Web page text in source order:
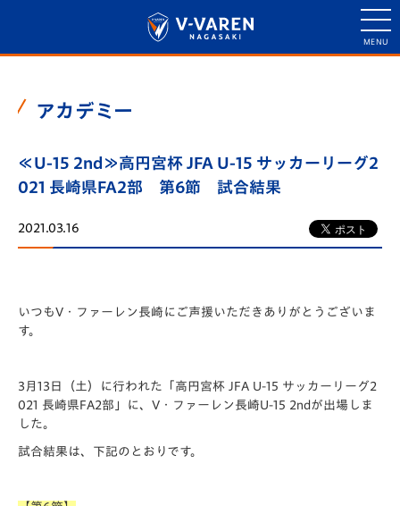
アカデミー
≪U-15 2nd≫高円宮杯 JFA U-15 サッカーリーグ2
021 長崎県FA2部 第6節 試合結果
2021.03.16
いつもV・ファーレン長崎にご声援いただきありがとうございま
す。
3月13日（土）に行われた「️高円宮杯 JFA U-15 サッカーリーグ2
021 長崎県FA2部」に、V・ファーレン長崎U-15 2ndが出場しま
した。
試合結果は、下記のとおりです。